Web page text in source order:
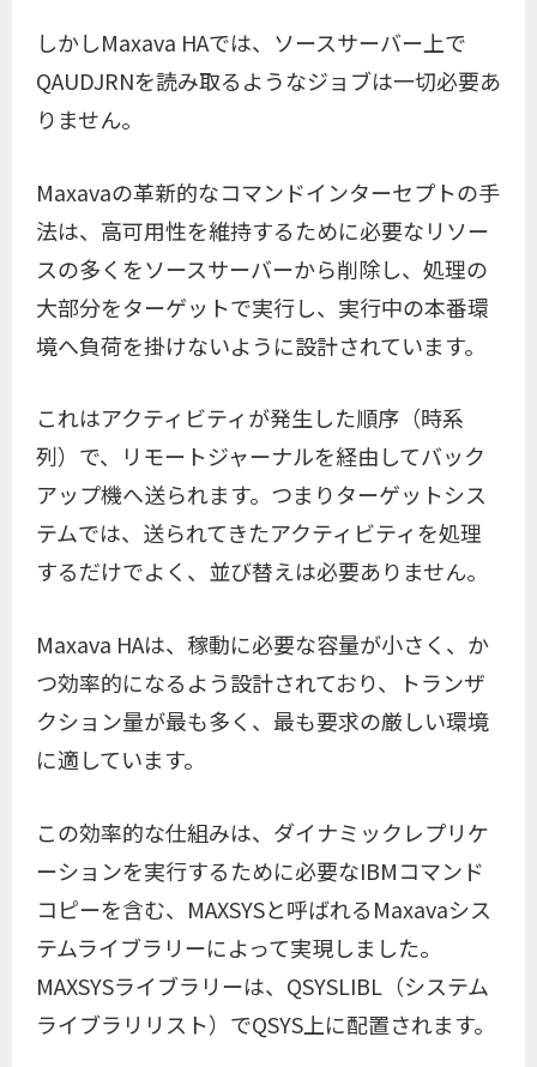
しかしMaxava HAでは、ソースサーバー上で
QAUDJRNを読み取るようなジョブは一切必要あ
りません。
Maxavaの革新的なコマンドインターセプトの手
法は、高可用性を維持するために必要なリソー
スの多くをソースサーバーから削除し、処理の
大部分をターゲットで実行し、実行中の本番環
境へ負荷を掛けないように設計されています。
これはアクティビティが発生した順序（時系
列）で、リモートジャーナルを経由してバック
アップ機へ送られます。つまりターゲットシス
テムでは、送られてきたアクティビティを処理
するだけでよく、並び替えは必要ありません。
Maxava HAは、稼動に必要な容量が小さく、か
つ効率的になるよう設計されており、トランザ
クション量が最も多く、最も要求の厳しい環境
に適しています。
この効率的な仕組みは、ダイナミックレプリケ
ーションを実行するために必要なIBMコマンド
コピーを含む、MAXSYSと呼ばれるMaxavaシス
テムライブラリーによって実現しました。
MAXSYSライブラリーは、QSYSLIBL（システム
ライブラリリスト）でQSYS上に配置されます。